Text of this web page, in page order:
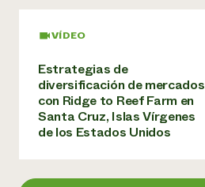
VÍDEO
Estrategias de
diversificación de mercados
con Ridge to Reef Farm en
Santa Cruz, Islas Vírgenes
de los Estados Unidos